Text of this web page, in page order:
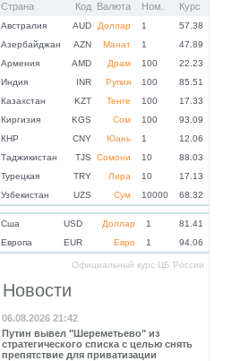
Страна Код Валюта Ном. Курс
Австралия AUD Доллар 1
57.38
Азербайджан
AZN Манат 1
47.89
Армения
AMD Драм 100
22.23
Индия
INR Рупия 100
85.51
Казахстан
KZT Тенге 100
17.33
Киргизия
KGS Сом 100
93.09
КНР
CNY Юань 1
12.06
Таджикистан
TJS Сомони 10
88.03
Турецкая
TRY Лира 10
17.13
Узбекистан
UZS Сум 10000 68.32
Cша USD Доллар 1
81.41
Eвропа
EUR Евро 1 94.06
Официальный курс ЦБ России
Новости
06.08.2026 21:42
Путин вывел "Шереметьево" из
стратегического списка с целью снять
препятствие для приватизации